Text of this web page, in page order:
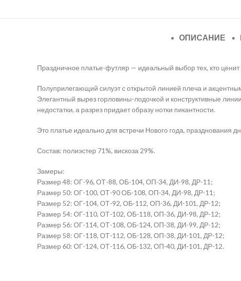
ОПИСАНИЕ
Праздничное платье-футляр — идеальный выбор тех, кто ценит
Полуприлегающий силуэт с открытой линией плеча и
Элегантный вырез горловины-лодочкой и конструктивные
недостатки, а разрез придает образу нотки пикантности.
Это платье идеально для встречи Нового года, празднования
Состав: полиэстер 71%, вискоза 29%.
Замеры:
Размер 48: ОГ-96, ОТ-88, ОБ-104, ОП-34, ДИ-98, ДР-11;
Размер 50: ОГ-100, ОТ-90 ОБ-108, ОП-34, ДИ-98, ДР-11;
Размер 52: ОГ-104, ОТ-92, ОБ-112, ОП-36, ДИ-101, ДР-12;
Размер 54: ОГ-110, ОТ-102, ОБ-118, ОП-36, ДИ-98, ДР-12;
Размер 56: ОГ-114, ОТ-108, ОБ-124, ОП-38, ДИ-99, ДР-12;
Размер 58: ОГ-118, ОТ-112, ОБ-128, ОП-38, ДИ-101, ДР-12;
Размер 60: ОГ-124, ОТ-116, ОБ-132, ОП-40, ДИ-101, ДР-12.